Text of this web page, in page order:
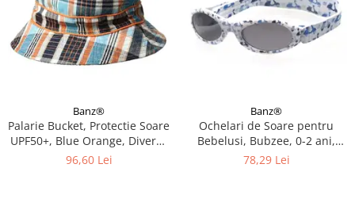
Banz®
Palarie Bucket, Protectie Soare
UPF50+, Blue Orange, Diverse
marimi
96,60 Lei
Banz®
Ochelari de Soare pentru
Bebelusi, Bubzee, 0-2 ani,
Diverse culori
78,29 Lei